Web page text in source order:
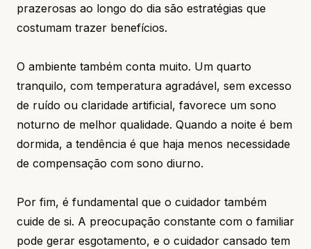
prazerosas ao longo do dia são estratégias que
costumam trazer benefícios.
O ambiente também conta muito. Um quarto
tranquilo, com temperatura agradável, sem excesso
de ruído ou claridade artificial, favorece um sono
noturno de melhor qualidade. Quando a noite é bem
dormida, a tendência é que haja menos necessidade
de compensação com sono diurno.
Por fim, é fundamental que o cuidador também
cuide de si. A preocupação constante com o familiar
pode gerar esgotamento, e o cuidador cansado tem